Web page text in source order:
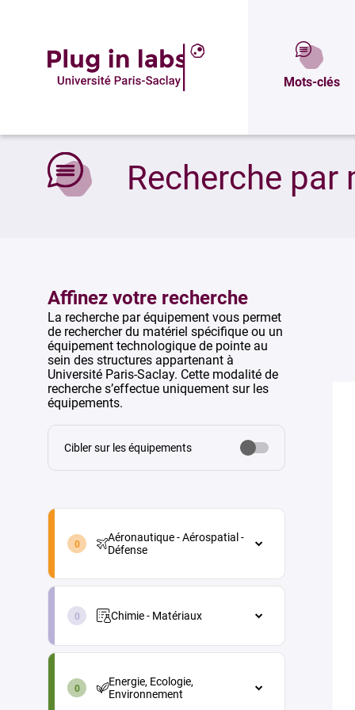
Mots-clés
Recherche par
Affinez votre recherche
La recherche par équipement vous permet
de rechercher du matériel spécifique ou un
équipement technologique de pointe au
sein des structures appartenant à
Université Paris-Saclay. Cette modalité de
recherche s’effectue uniquement sur les
équipements.
Cibler sur les équipements
aeronautique-
defense-
Aéronautique - Aérospatial -
Défense
équipements
Matériaux et procédés
chimie-
materiaux-
Chimie - Matériaux
Chimie physique (électrochimie,
thermochimie...)
energie-
environnement-Energie, Ecologie,
Environnement